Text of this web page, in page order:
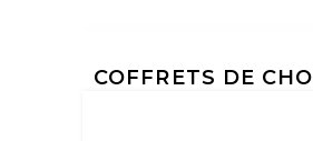
COFFRETS DE